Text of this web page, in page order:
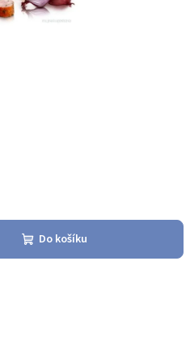
Do košíku